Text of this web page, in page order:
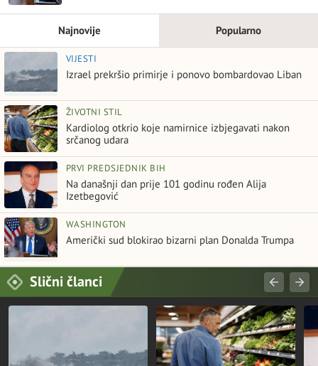
Najnovije Popularno
VIJESTI
Izrael prekršio primirje i ponovo bombardovao Liban
ŽIVOTNI STIL
Kardiolog otkrio koje namirnice izbjegavati nakon
srčanog udara
PRVI PREDSJEDNIK BIH
Na današnji dan prije 101 godinu rođen Alija
Izetbegović
WASHINGTON
Američki sud blokirao bizarni plan Donalda Trumpa
Slični članci